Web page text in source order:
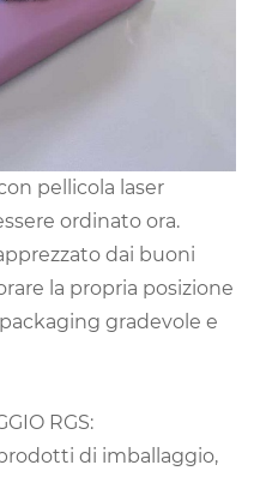
pellicola laser
ordinato ora.
dai buoni
la propria posizione
gradevole e
RGS:
di imballaggio,